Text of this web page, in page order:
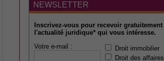
NEWSLETTER
Inscrivez-vous pour recevoir gratuitement
l'actualité juridique* qui vous intéresse.
Votre e-mail :
Droit immobilier
Droit des affaires